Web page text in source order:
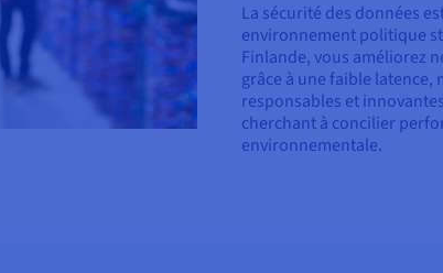
La sécurité des données
environnement politique
Finlande, vous améliorez
grâce à une faible latence,
responsables et
cherchant à concilier
environnementale.